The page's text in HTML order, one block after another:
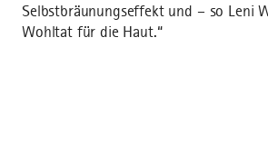
Selbstbräunungseffekt und – so Leni
Wohltat für die Haut.“